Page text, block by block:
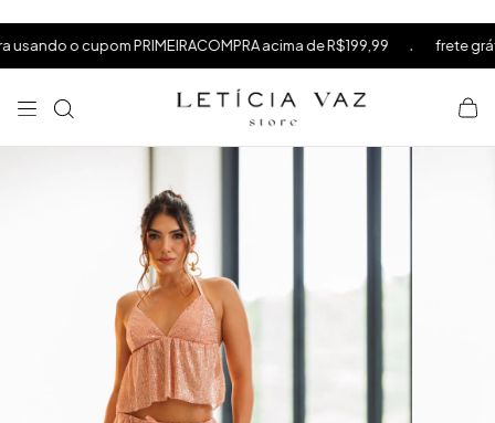
o cupom PRIMEIRACOMPRA acima de R$199,99 . frete grátis